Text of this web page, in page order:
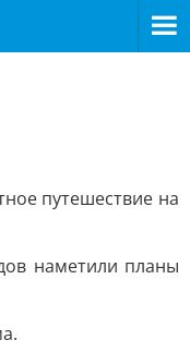
путешествие на
наметили планы